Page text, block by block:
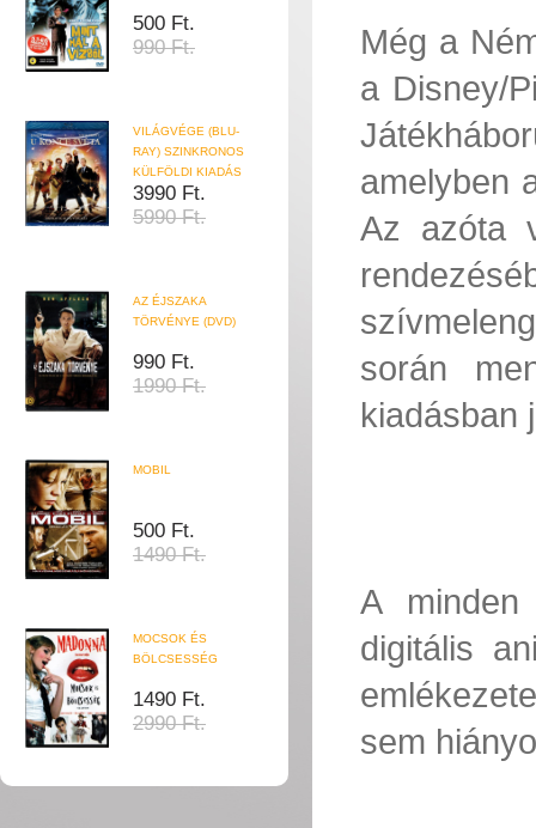
500 Ft.
990 Ft.
VILÁGVÉGE (BLU-
RAY) SZINKRONOS
KÜLFÖLDI KIADÁS
3990 Ft.
5990 Ft.
AZ ÉJSZAKA
TÖRVÉNYE (DVD)
990 Ft.
1990 Ft.
MOBIL
500 Ft.
1490 Ft.
MOCSOK ÉS
BÖLCSESSÉG
1490 Ft.
2990 Ft.
Még a
a Disney/
amelyben
Az azóta
során
kiadásban
A
digitális
sem